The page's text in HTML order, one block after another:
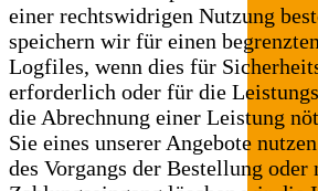
einer rechtswidrigen Nutzung
speichern wir für einen
Logfiles, wenn dies für
erforderlich oder für die
die Abrechnung einer Leistung
Sie eines unserer Angebote
des Vorgangs der Bestellung oder